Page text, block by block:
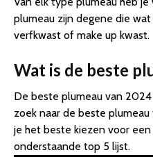
plumeau zijn degene die
verfkwast of make up kwast.
Wat is de beste
De beste plumeau van
zoek naar de beste
je het beste kiezen voor
onderstaande top 5 lijst.